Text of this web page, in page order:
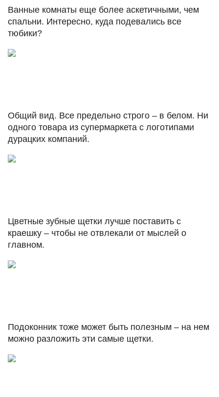
Ванные комнаты еще более аскетичными, чем
спальни. Интересно, куда подевались все
тюбики?
Общий вид. Все предельно строго – в белом. Ни
одного товара из супермаркета с логотипами
дурацких компаний.
Цветные зубные щетки лучше поставить с
краешку – чтобы не отвлекали от мыслей о
главном.
Подоконник тоже может быть полезным – на нем
можно разложить эти самые щетки.